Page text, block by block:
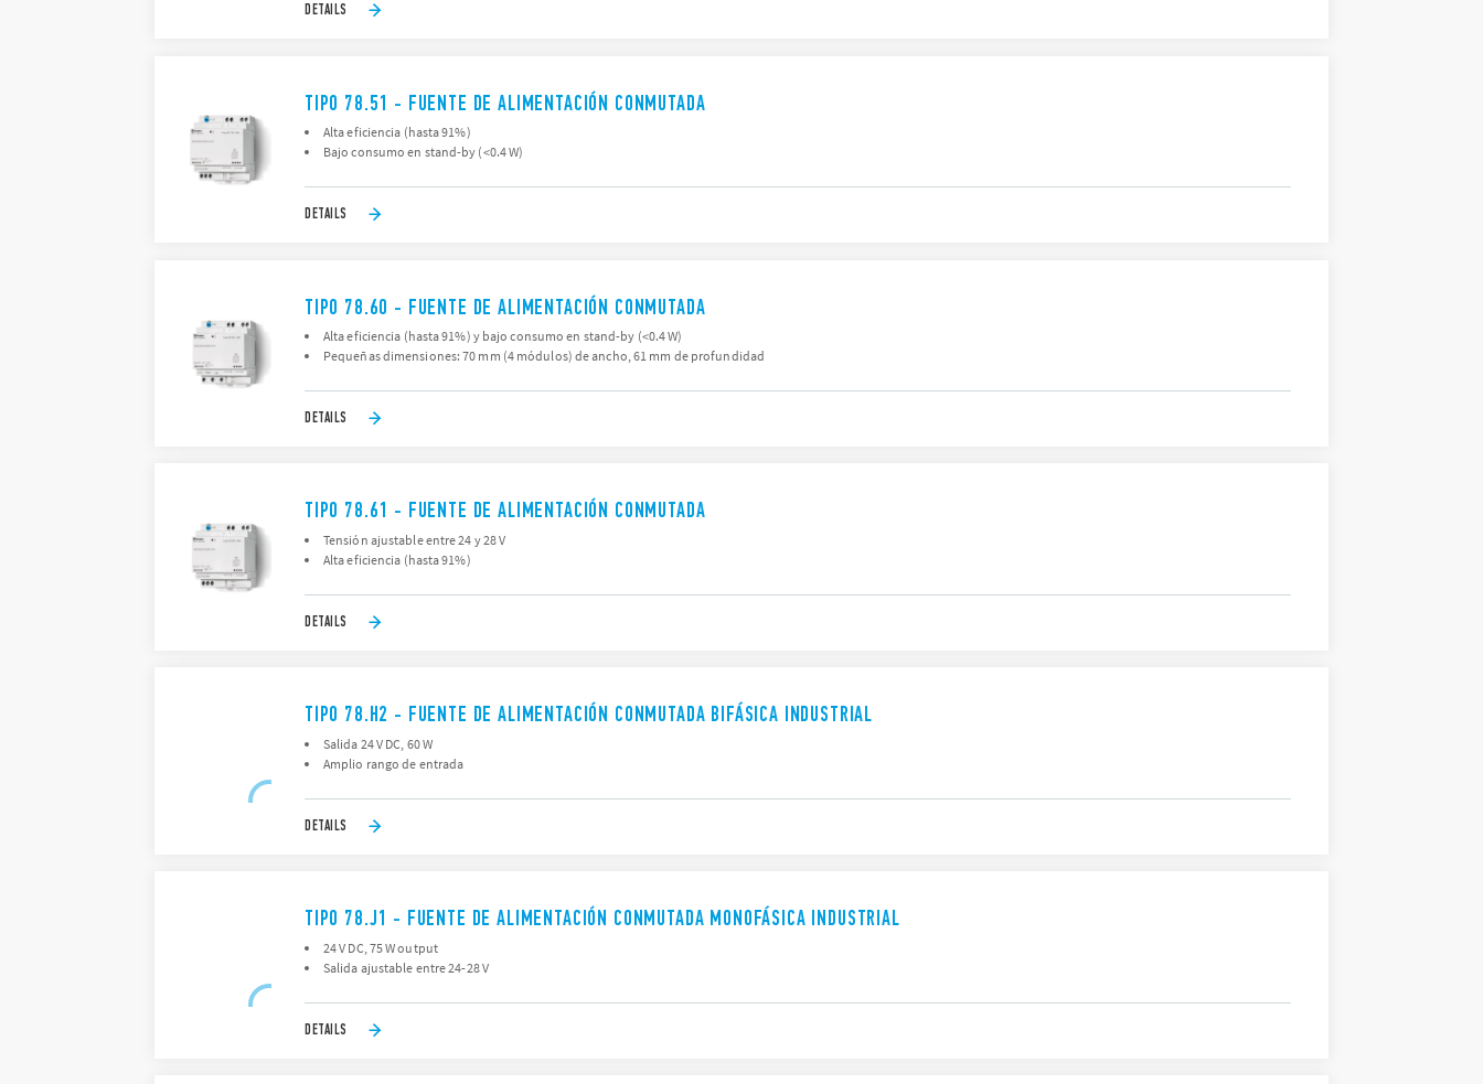
DETAILS
TIPO 78.51 - FUENTE DE ALIMENTACIÓN CONMUTADA
Alta eficiencia (hasta 91%)
Bajo consumo en stand-by (<0.4 W)
DETAILS
TIPO 78.60 - FUENTE DE ALIMENTACIÓN CONMUTADA
Alta eficiencia (hasta 91%) y bajo consumo en stand-by (<0.4 W)
Pequeñas dimensiones: 70 mm (4 módulos) de ancho, 61 mm de profundidad
DETAILS
TIPO 78.61 - FUENTE DE ALIMENTACIÓN CONMUTADA
Tensión ajustable entre 24 y 28 V
Alta eficiencia (hasta 91%)
DETAILS
TIPO 78.H2 - FUENTE DE ALIMENTACIÓN CONMUTADA BIFÁSICA INDUSTRIAL
Salida 24 V DC, 60 W
Amplio rango de entrada
DETAILS
TIPO 78.J1 - FUENTE DE ALIMENTACIÓN CONMUTADA MONOFÁSICA INDUSTRIAL
24 V DC, 75 W output
Salida ajustable entre 24-28 V
DETAILS